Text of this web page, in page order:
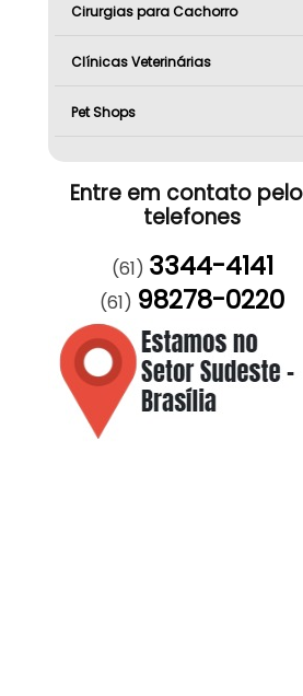
Cirurgias para Cachorro
Clínicas Veterinárias
Pet Shops
Entre em contato
telefones
(61) 3344-4141
(61) 98278-0220